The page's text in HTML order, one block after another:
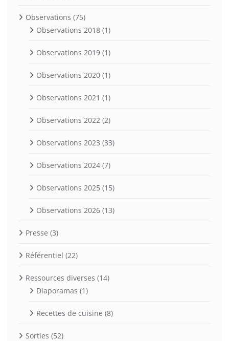
Observations (75)
Observations 2018 (1)
Observations 2019 (1)
Observations 2020 (1)
Observations 2021 (1)
Observations 2022 (2)
Observations 2023 (33)
Observations 2024 (7)
Observations 2025 (15)
Observations 2026 (13)
Presse (3)
Référentiel (22)
Ressources diverses (14)
Diaporamas (1)
Recettes de cuisine (8)
Sorties (52)